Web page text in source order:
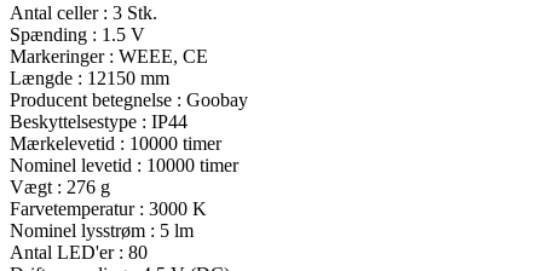
Antal celler : 3 Stk.
Spænding : 1.5 V
Markeringer : WEEE, CE
Længde : 12150 mm
Producent betegnelse : Goobay
Beskyttelsestype : IP44
Mærkelevetid : 10000 timer
Nominel levetid : 10000 timer
Vægt : 276 g
Farvetemperatur : 3000 K
Nominel lysstrøm : 5 lm
Antal LED'er : 80